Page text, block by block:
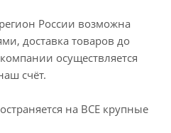
России возможна
доставка товаров до
осуществляется
счёт.
на ВСЕ крупные